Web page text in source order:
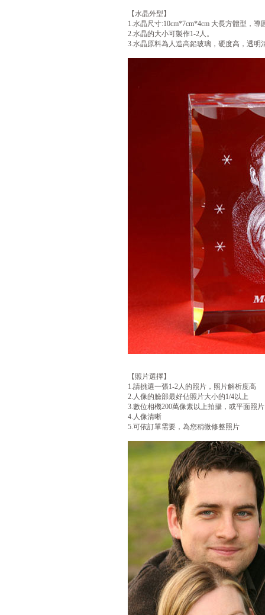
【水晶外型】
1.水晶尺寸:10cm*7cm*4cm 大長方體型，導
2.水晶的大小可製作1-2人。
3.水晶原料為人造高鉛玻璃，硬度高，透明
【照片選擇】
1.請挑選一張1-2人的照片，照片解析度高
2.人像的臉部最好佔照片大小的1/4以上
3.數位相機200萬像素以上拍攝，或平面照
4.人像清晰
5.可依訂單需要，為您稍微修整照片